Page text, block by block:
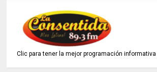
Clic para tener la mejor programación informativa